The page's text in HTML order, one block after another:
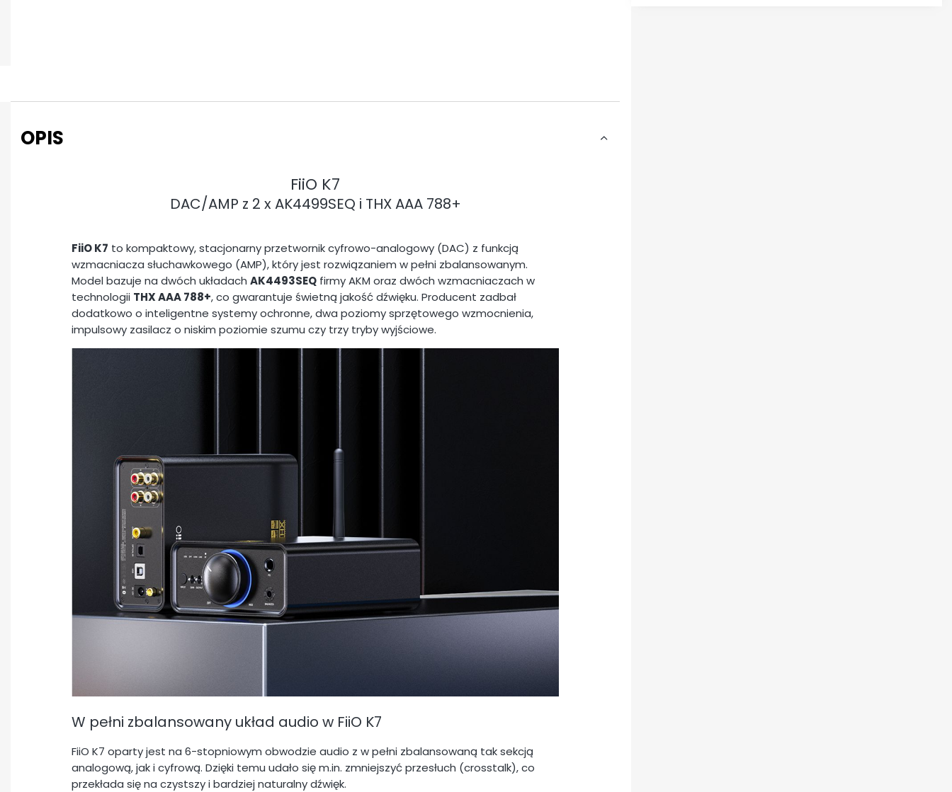
OPIS
FiiO K7
DAC/AMP z 2 x AK4499SEQ i THX AAA 788+
FiiO K7 to kompaktowy, stacjonarny przetwornik cyfrowo-analogowy (DAC) z funkcją
wzmacniacza słuchawkowego (AMP), który jest rozwiązaniem w pełni zbalansowanym.
Model bazuje na dwóch układach AK4493SEQ firmy AKM oraz dwóch wzmacniaczach w
technologii THX AAA 788+, co gwarantuje świetną jakość dźwięku. Producent zadbał
dodatkowo o inteligentne systemy ochronne, dwa poziomy sprzętowego wzmocnienia,
impulsowy zasilacz o niskim poziomie szumu czy trzy tryby wyjściowe.
W pełni zbalansowany układ audio w FiiO K7
FiiO K7 oparty jest na 6-stopniowym obwodzie audio z w pełni zbalansowaną tak sekcją
analogową, jak i cyfrową. Dzięki temu udało się m.in. zmniejszyć przesłuch (crosstalk), co
przekłada się na czystszy i bardziej naturalny dźwięk.